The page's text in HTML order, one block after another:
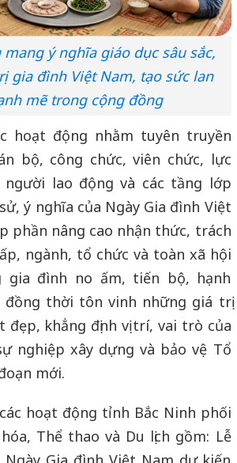
mang ý nghĩa giáo dục sâu sắc,
gia đình Việt Nam, tạo sức lan
mẽ trong cộng đồng
hoạt động nhằm tuyên truyền
bộ, công chức, viên chức, lực
lao động và các tầng lớp
ý nghĩa của Ngày Gia đình Việt
phần nâng cao nhận thức, trách
ngành, tổ chức và toàn xã hội
gia đình no ấm, tiến bộ, hạnh
đồng thời tôn vinh những giá trị
khẳng định vị trí, vai trò của
nghiệp xây dựng và bảo vệ Tổ
mới.
hoạt động tỉnh Bắc Ninh phối
Thể thao và Du lịch gồm: Lễ